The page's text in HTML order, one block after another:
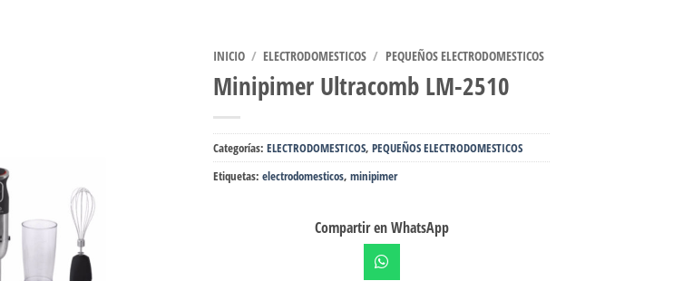
INICIO / ELECTRODOMESTICOS / PEQUEÑOS ELECTRODOMESTICOS
Minipimer Ultracomb LM-2510
Categorías:ELECTRODOMESTICOS,PEQUEÑOS ELECTRODOMESTICOS
Etiquetas:electrodomesticos,minipimer
Compartir en WhatsApp